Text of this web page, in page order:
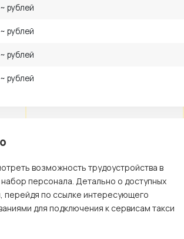
рублей
рублей
рублей
рублей
возможность трудоустройства в
персонала. Детально о доступных
перейдя по ссылке интересующего
для подключения к сервисам такси